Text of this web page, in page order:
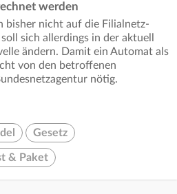
werden
bisher nicht auf die Filialnetz-
sich allerdings in der aktuell
ändern. Damit ein Automat als
von den betroffenen
nötig.
Gesetz
& Paket